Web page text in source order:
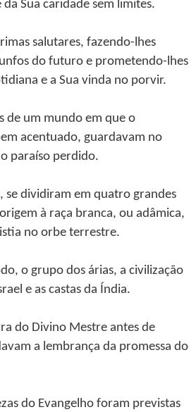
Sua caridade sem limites.
salutares, fazendo-lhes
do futuro e prometendo-lhes
e a Sua vinda no porvir.
de um mundo em que o
acentuado, guardavam no
paraíso perdido.
se dividiram em quatro grandes
à raça branca, ou adâmica,
no orbe terrestre.
o grupo dos árias, a civilização
e as castas da Índia.
do Divino Mestre antes de
a lembrança da promessa do
do Evangelho foram previstas